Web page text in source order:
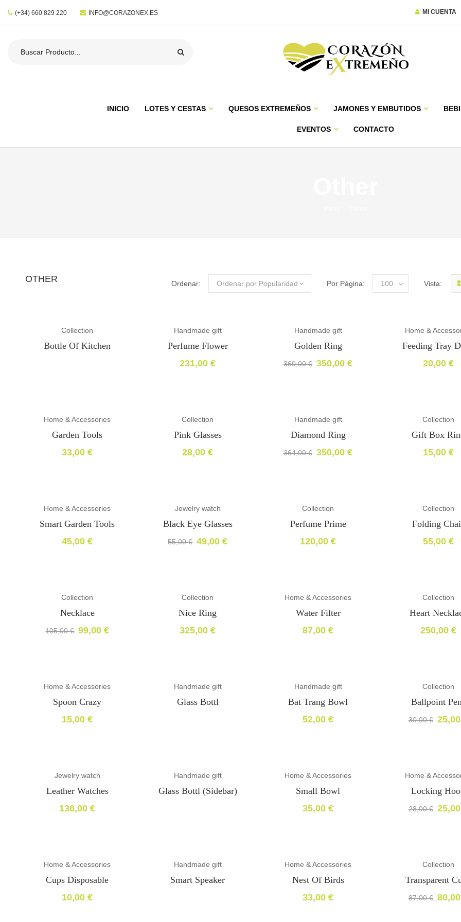
(+34) 660 829 220 INFO@CORAZONEX.ES MI CUENTA
INICIO LOTES Y CESTAS QUESOS EXTREMEÑOS JAMONES Y EMBUTIDOS
EVENTOS CONTACTO
OTHER Ordenar: Ordenar por Popularidad Por Página: 100 Vista:
Collection
Bottle Of Kitchen
Handmade gift
Perfume Flower
231,00€
-3%Handmade gift
Golden Ring
360,00€
360,00 €.
350,00 €
350,00 €.
Home &
Feeding Tray
20,00 €
Home & Accessories
Garden Tools
33,00€
Collection
Pink Glasses
28,00€
-4%Handmade gift
Diamond Ring
364,00€
364,00 €.
350,00 €
350,00 €.
Collection
Gift Box
15,00 €
Home & Accessories
Smart Garden Tools
45,00€
-11%Jewelry watch
Black Eye Glasses
55,00€
55,00 €.
49,00€
49,00 €.
Collection
Perfume Prime
120,00 €
Collection
Folding
55,00 €
Collection
Necklace
105,00€
105,00 €.
99,00€
99,00 €.
Collection
Nice Ring
325,00€
Home & Accessories
Water Filter
87,00 €
Collection
Heart
250,00 €
Home & Accessories
Spoon Crazy
15,00€
Handmade gift
Glass Bottl
Handmade gift
Bat Trang Bowl
52,00 €
Collection
Ballpoint
30,00€
30,00 €.
25,00 €.
Jewelry watch
Leather Watches
136,00€
Handmade gift
Glass Bottl (sidebar)
Home & Accessories
Small Bowl
35,00 €
-11%
Home &
Locking
28,00€
28,00 €.
25,00 €.
Home & Accessories
Cups Disposable
10,00€
Handmade gift
Smart Speaker
Home & Accessories
Nest Of Birds
33,00 €
Collection
Transparent
87,00€